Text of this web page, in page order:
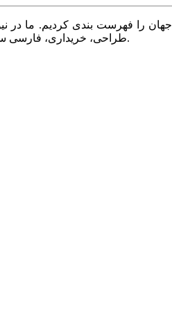
فهرست بندی کردیم. ما در
طراحی، خریداری، فارسی سازی و عرضه می کنیم. با نیوزپاور همیشه وب سایت خود را بروز و پویا نگه دارید.